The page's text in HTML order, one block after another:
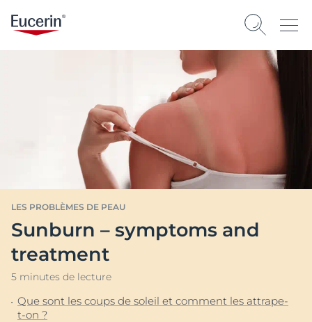
LES PROBLÈMES DE PEAU
Sunburn – symptoms and
treatment
5 minutes de lecture
Que sont les coups de soleil et comment les attrape-
t-on ?